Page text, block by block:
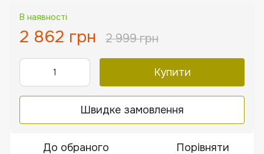
В наявності
2 862 грн 2 999 грн
Купити
Швидке замовлення
До обраного Порівняти